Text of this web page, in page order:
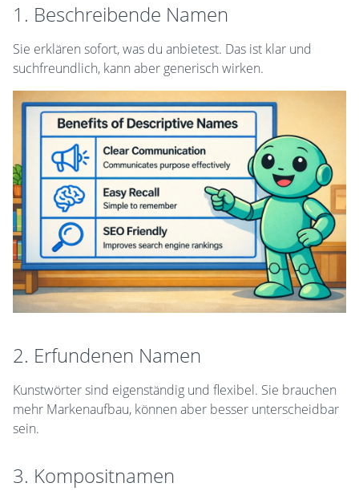
1. Beschreibende Namen
Sie erklären sofort, was du anbietest. Das ist klar und
suchfreundlich, kann aber generisch wirken.
2. Erfundenen Namen
Kunstwörter sind eigenständig und flexibel. Sie brauchen
mehr Markenaufbau, können aber besser unterscheidbar
sein.
3. Kompositnamen